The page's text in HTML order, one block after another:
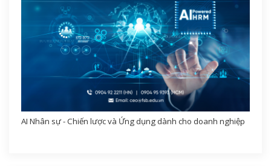
AI Nhân sự - Chiến lược và Ứng dụng dành cho doanh nghiệp